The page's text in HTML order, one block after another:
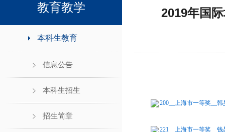
教育教学
本科生教育
信息公告
本科生招生
招生简章
2019年国
200__上海市一等奖__
221__上海市一等奖__钱